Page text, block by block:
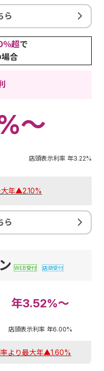
ら
％超で
合
～
店頭表示利率 年3.22%
大年▲2.10%
ら
WEB受付 店頭受付
年3.52%～
店頭表示利率 年6.00%
より最大年▲1.60%